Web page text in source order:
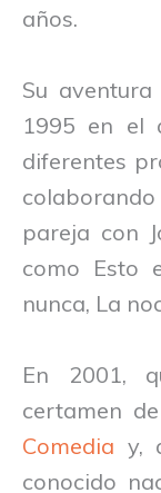
años.
Su
1995 en el
diferentes
pareja con
como Esto
nunca, La
En 2001,
certamen
Comedia y,
conocido